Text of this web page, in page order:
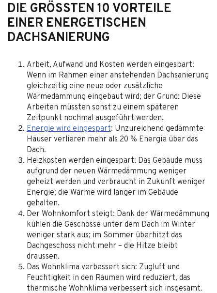
DIE GRÖSSTEN 10 VORTEILE
EINER ENERGETISCHEN
DACHSANIERUNG
Arbeit, Aufwand und Kosten werden eingespart:
Wenn im Rahmen einer anstehenden Dachsanierung
gleichzeitig eine neue oder zusätzliche
Wärmedämmung eingebaut wird; der Grund: Diese
Arbeiten müssten sonst zu einem späteren
Zeitpunkt nochmal ausgeführt werden.
Energie wird eingespart: Unzureichend gedämmte
Häuser verlieren mehr als 20 % Energie über das
Dach.
Heizkosten werden eingespart: Das Gebäude muss
aufgrund der neuen Wärmedämmung weniger
geheizt werden und verbraucht in Zukunft weniger
Energie; die Wärme wird länger im Gebäude
gehalten.
Der Wohnkomfort steigt: Dank der Wärmedämmung
kühlen die Geschosse unter dem Dach im Winter
weniger stark aus; im Sommer überhitzt das
Dachgeschoss nicht mehr – die Hitze bleibt
draussen.
Das Wohnklima verbessert sich: Zugluft und
Feuchtigkeit in den Räumen wird reduziert, das
thermische Wohnklima verbessert sich insgesamt.